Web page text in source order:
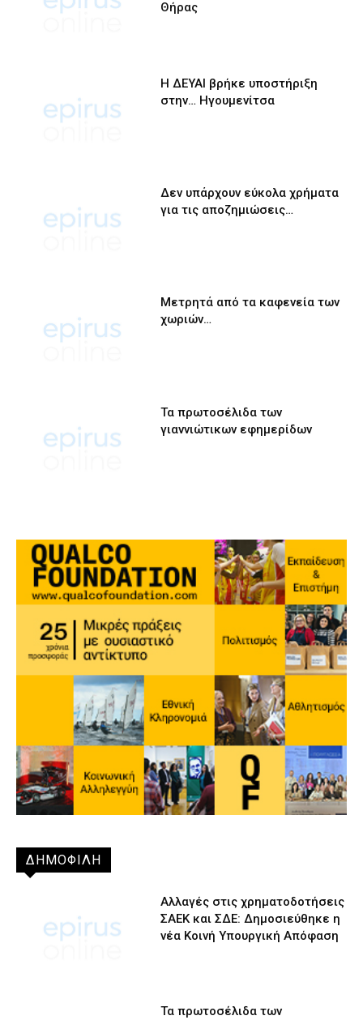
Θήρας
Η ΔΕΥΑΙ βρήκε υποστήριξη
στην… Ηγουμενίτσα
Δεν υπάρχουν εύκολα χρήματα
για τις αποζημιώσεις…
Μετρητά από τα καφενεία των
χωριών…
Τα πρωτοσέλιδα των
γιαννιώτικων εφημερίδων
ΔΗΜΟΦΙΛΗ
Αλλαγές στις χρηματοδοτήσεις
ΣΑΕΚ και ΣΔΕ: Δημοσιεύθηκε η
νέα Κοινή Υπουργική Απόφαση
Τα πρωτοσέλιδα των